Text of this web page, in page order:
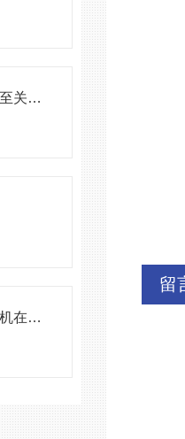
浓酱灌装组合机的风淋效果至关重要
灌装封口机厂家的灌装封口机在市场中
留